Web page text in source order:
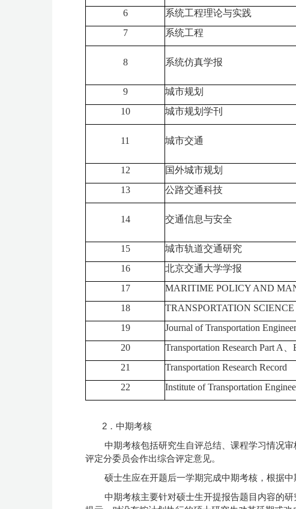
6
系统工程理论与实践
7
系统工程
8 系统仿真学报
9
城市规划
10
城市规划学刊
11 城市交通
12
国外城市规划
13
公路交通科技
14 交通信息与安全
15
城市轨道交通研究
16
北京交通大学学报
17
MARITIME POLICY AND
18
TRANSPORTATION SCIENCE
19
Journal of Transportation
20
Transportation Research Part A
21
Transportation Research Record
22
Institute of Transportation
2．中期考核
中期考核包括研究生自评总结、课程学习情况
评定分委员会作出综合评定意见。
硕士生应在开题后一学期完成中期考核，根据
中期考核主要针对硕士生开提报告题目内容的